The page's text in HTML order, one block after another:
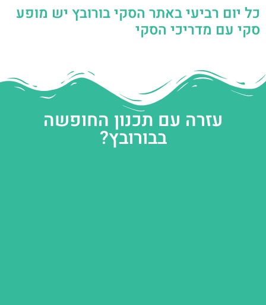
כל יום רביעי באתר הסקי בורובץ יש מופע
סקי עם מדריכי הסקי
עזרה עם תכנון החופשה
בבורובץ?